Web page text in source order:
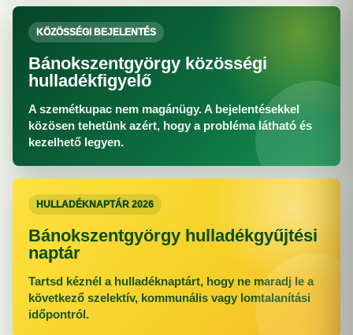
KÖZÖSSÉGI BEJELENTÉS
Bánokszentgyörgy közösségi
hulladékfigyelő
A szemétkupac nem magánügy. A bejelentésekkel
közösen tehetünk azért, hogy a probléma látható és
kezelhető legyen.
HULLADÉKNAPTÁR 2026
Bánokszentgyörgy hulladékgyűjtési
naptár
Tartsd kéznél a hulladéknaptárt, hogy ne maradj le a
következő szelektív, kommunális vagy lomtalanítási
időpontról.